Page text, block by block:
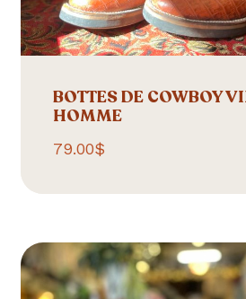
BOTTES DE COWBOY
HOMME
79.00$